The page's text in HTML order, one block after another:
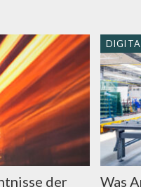
der
Was